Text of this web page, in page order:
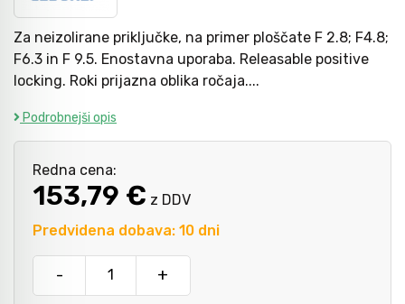
Za neizolirane priključke, na primer ploščate F 2.8; F4.8;
F6.3 in F 9.5. Enostavna uporaba. Releasable positive
locking. Roki prijazna oblika ročaja....
Podrobnejši opis
Predvidena dobava: 10 dni
Redna cena:
153,79 € z DDV
- +
Mazanje